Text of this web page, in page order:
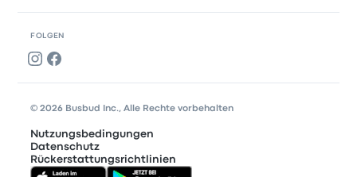
FOLGEN
© 2026 Busbud Inc., Alle Rechte vorbehalten
Nutzungsbedingungen
Datenschutz
Rückerstattungsrichtlinien